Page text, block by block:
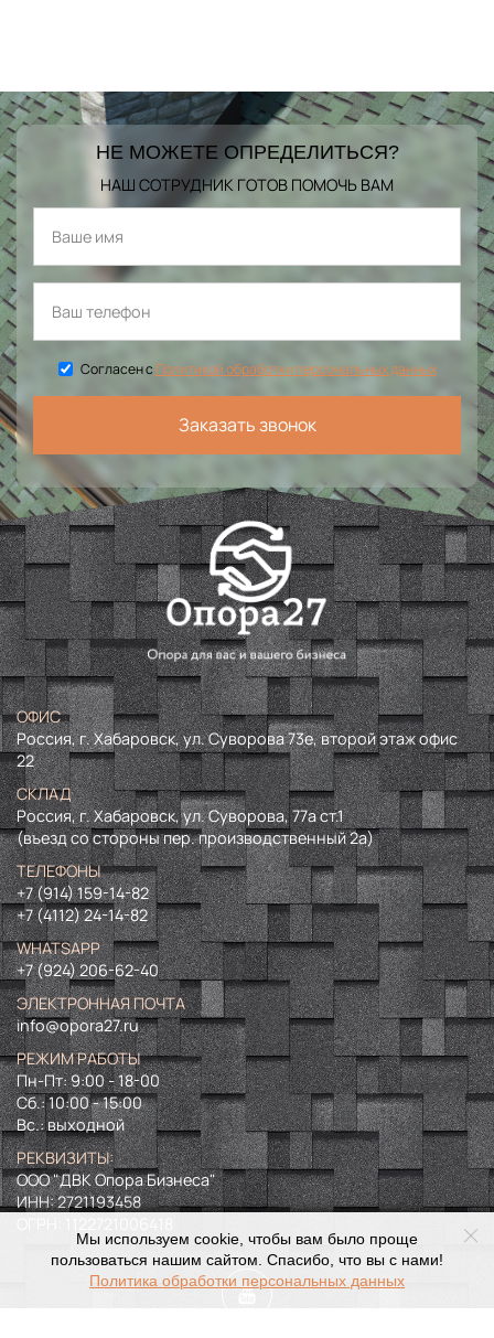
НЕ МОЖЕТЕ ОПРЕДЕЛИТЬСЯ?
НАШ СОТРУДНИК ГОТОВ ПОМОЧЬ ВАМ
Согласен сПолитикой обработки персональных данных
Заказать звонок
ОФИС
Россия, г. Хабаровск, ул. Суворова 73е, второй этаж офис
22
СКЛАД
Россия, г. Хабаровск, ул. Суворова, 77а ст.1
(въезд со стороны пер. производственный 2а)
ТЕЛЕФОНЫ
+7 (914) 159-14-82
+7 (4112) 24-14-82
WHATSAPP
+7 (924) 206-62-40
ЭЛЕКТРОННАЯ ПОЧТА
info@opora27.ru
РЕЖИМ РАБОТЫ
Пн-Пт: 9:00 - 18-00
Сб.: 10:00 - 15:00
Вс.: выходной
РЕКВИЗИТЫ:
ООО "ДВК Опора Бизнеса"
ИНН:2721193458
Мы используем cookie, чтобы вам было проще
пользоваться нашим сайтом. Спасибо, что вы с нами!
Политика обработки персональных данных